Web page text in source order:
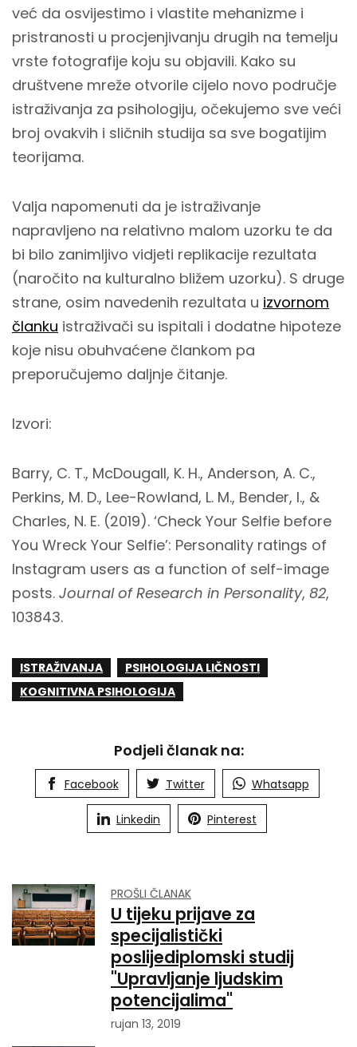
već da osvijestimo i vlastite mehanizme i
pristranosti u procjenjivanju drugih na temelju
vrste fotografije koju su objavili. Kako su
društvene mreže otvorile cijelo novo područje
istraživanja za psihologiju, očekujemo sve veći
broj ovakvih i sličnih studija sa sve bogatijim
teorijama.
Valja napomenuti da je istraživanje
napravljeno na relativno malom uzorku te da
bi bilo zanimljivo vidjeti replikacije rezultata
(naročito na kulturalno bližem uzorku). S druge
strane, osim navedenih rezultata u izvornom
članku istraživači su ispitali i dodatne hipoteze
koje nisu obuhvaćene člankom pa
preporučujemo daljnje čitanje.
Izvori:
Barry, C. T., McDougall, K. H., Anderson, A. C.,
Perkins, M. D., Lee-Rowland, L. M., Bender, I., &
Charles, N. E. (2019). ‘Check Your Selfie before
You Wreck Your Selfie’: Personality ratings of
Instagram users as a function of self-image
posts. Journal of Research in Personality, 82,
103843.
ISTRAŽIVANJA
PSIHOLOGIJA LIČNOSTI
KOGNITIVNA PSIHOLOGIJA
Podjeli članak na:
Facebook Twitter Whatsapp
Linkedin Pinterest
PROŠLI ČLANAK
U tijeku prijave za
specijalistički
poslijediplomski studij
"Upravljanje ljudskim
potencijalima"
rujan 13, 2019